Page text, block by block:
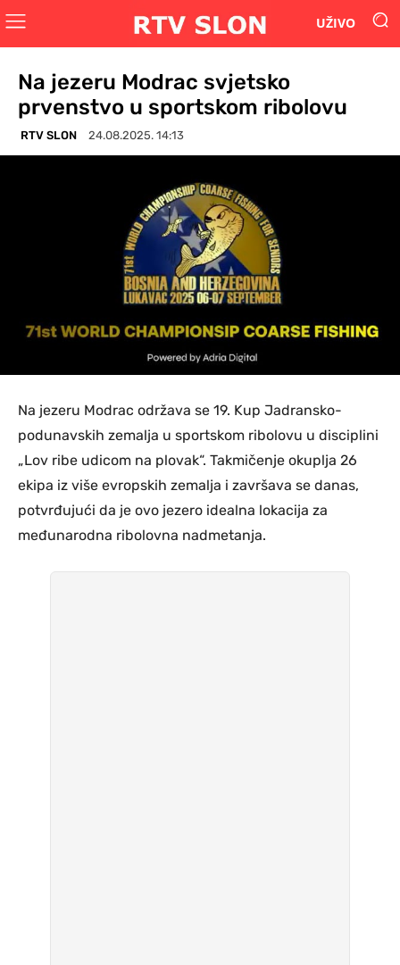
UŽIVO
Na jezeru Modrac svjetsko
prvenstvo u sportskom ribolovu
RTV SLON 24.08.2025. 14:13
Na jezeru Modrac održava se 19. Kup Jadransko-
podunavskih zemalja u sportskom ribolovu u disciplini
„Lov ribe udicom na plovak“. Takmičenje okuplja 26
ekipa iz više evropskih zemalja i završava se danas,
potvrđujući da je ovo jezero idealna lokacija za
međunarodna ribolovna nadmetanja.